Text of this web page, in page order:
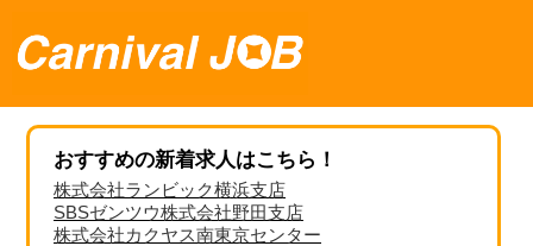
おすすめの新着求人はこちら！
株式会社ランビック横浜支店
SBSゼンツウ株式会社野田支店
株式会社カクヤス南東京センター